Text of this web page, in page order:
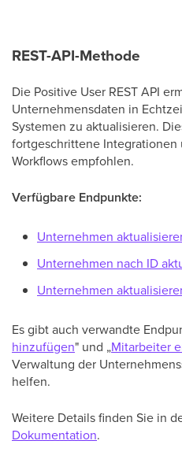
REST-API-Methode
Die Positive User REST API
Unternehmensdaten in
Systemen zu aktualisieren.
fortgeschrittene
Workflows empfohlen.
Verfügbare Endpunkte:
Unternehmen
Unternehmen nach ID
Unternehmen
Es gibt auch verwandte
hinzufügen" und „Mitarbeiter
Verwaltung der
helfen.
Weitere Details finden Sie in
Dokumentation.